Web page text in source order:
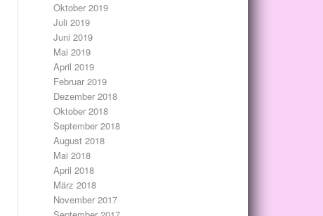
Oktober 2019
Juli 2019
Juni 2019
Mai 2019
April 2019
Februar 2019
Dezember 2018
Oktober 2018
September 2018
August 2018
Mai 2018
April 2018
März 2018
November 2017